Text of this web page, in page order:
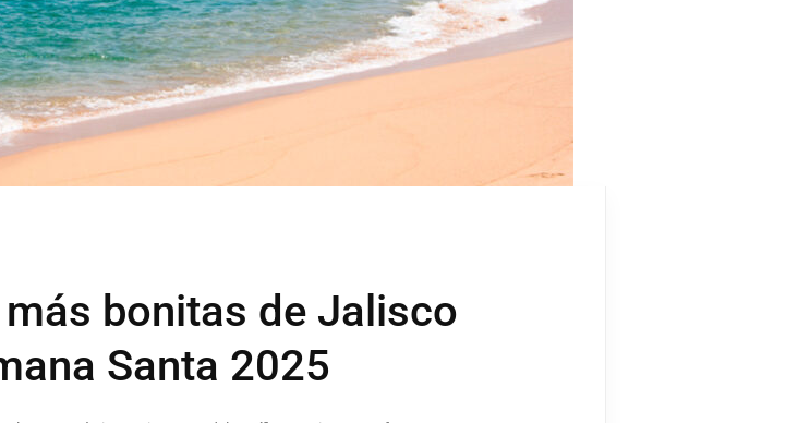
bonitas de Jalisco
Santa 2025